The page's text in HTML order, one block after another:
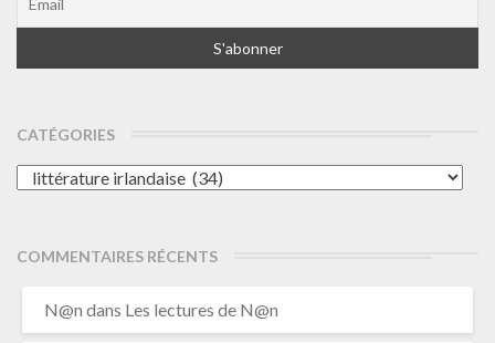
CATÉGORIES
Catégories
COMMENTAIRES RÉCENTS
N@n dans Les lectures de N@n